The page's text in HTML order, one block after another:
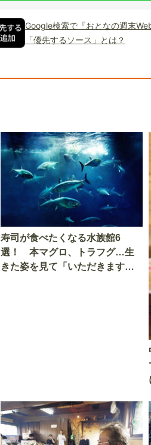
Google検索で『おとなの週末
「優先するソース」とは？
寿司が食べたくなる水族館6
選！ 本マグロ、トラフグ…生
きた姿を見て「いただきます」